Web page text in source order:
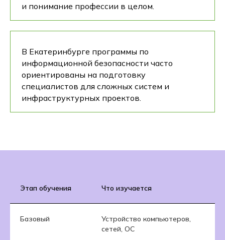
и понимание профессии в целом.
В Екатеринбурге программы по
информационной безопасности часто
ориентированы на подготовку
специалистов для сложных систем и
инфраструктурных проектов.
Этап обучения Что изучается
Базовый
Устройство компьютеров,
сетей, ОС